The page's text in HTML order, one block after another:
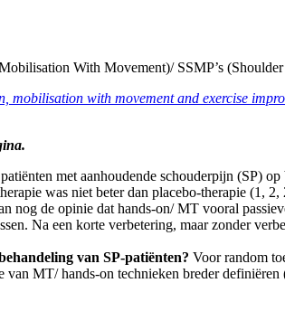
With Movement)/ SSMP’s
mobilisation with movement and exercise
met aanhoudende schouderpijn (SP)
was niet beter dan placebo-therapie
de opinie dat hands-on/ MT vooral
Na een korte verbetering, maar zonder
van SP-patiënten? Voor random
MT/ hands-on technieken breder